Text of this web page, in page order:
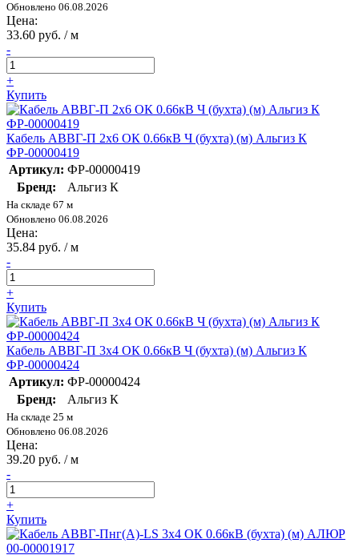
Обновлено 06.08.2026
Цена:
33.60 руб. / м
-
+
Купить
Кабель АВВГ-П 2х6 ОК 0.66кВ Ч (бухта) (м) Альгиз К
ФР-00000419
Артикул: ФР-00000419
Бренд:
Альгиз К
На складе 67 м
Обновлено 06.08.2026
Цена:
35.84 руб. / м
-
+
Купить
Кабель АВВГ-П 3х4 ОК 0.66кВ Ч (бухта) (м) Альгиз К
ФР-00000424
Артикул: ФР-00000424
Бренд:
Альгиз К
На складе 25 м
Обновлено 06.08.2026
Цена:
39.20 руб. / м
-
+
Купить